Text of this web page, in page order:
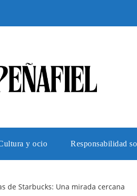
y ocio Responsabilidad
de Starbucks: Una mirada cercana